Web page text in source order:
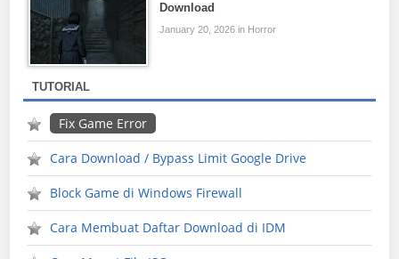
Download
January 20, 2026 in Horror
TUTORIAL
Fix Game Error
Cara Download / Bypass Limit Google Drive
Block Game di Windows Firewall
Cara Membuat Daftar Download di IDM